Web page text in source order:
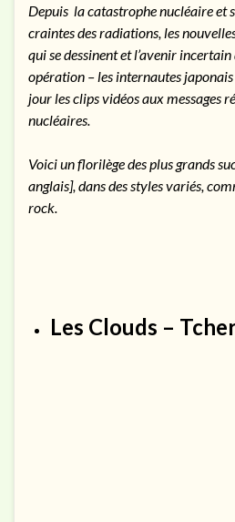
Depuis la catastrophe nucléaire et
craintes des radiations, les
qui se dessinent et l’avenir
opération – les internautes
jour les clips vidéos aux messages
nucléaires.
Voici un florilège des plus grands
anglais], dans des styles variés,
rock.
Les Clouds –